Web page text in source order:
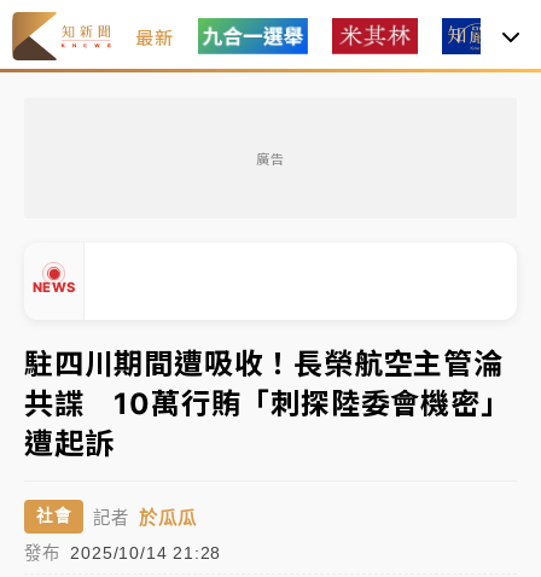
最新
廣告
NEWS
中信慈善基金會想增加董事人數！辜仲諒向法院聲請遭
駁 理由曝光
故宮《龍藏經》特展第2檔！今線上預約開賣一度塞車
周六起展出延長至晚上7時
台東農業處長涉圖利渡假村！東檢抗告成功 今重開羈
押庭
父親節泡湯了！中颱白海豚雨彈轟3天 「紅到發紫」降
雨熱區曝
▲
▼
駐四川期間遭吸收！長榮航空主管淪
共諜 10萬行賄「刺探陸委會機密」
遭起訴
社會 記者 於瓜瓜
發布 2025/10/14 21:28